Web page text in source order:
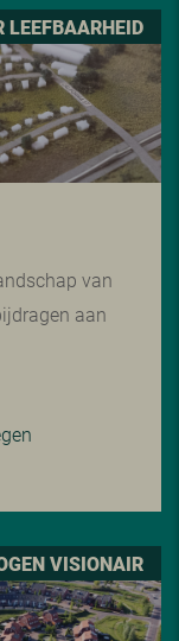
LEEFBAARHEID
van
aan
VISIONAIR